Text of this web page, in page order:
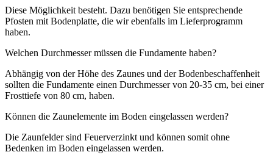
Diese Möglichkeit besteht. Dazu benötigen Sie entsprechende
Pfosten mit Bodenplatte, die wir ebenfalls im Lieferprogramm
haben.
Welchen Durchmesser müssen die Fundamente haben?
Abhängig von der Höhe des Zaunes und der Bodenbeschaffenheit
sollten die Fundamente einen Durchmesser von 20-35 cm, bei einer
Frosttiefe von 80 cm, haben.
Können die Zaunelemente im Boden eingelassen werden?
Die Zaunfelder sind Feuerverzinkt und können somit ohne
Bedenken im Boden eingelassen werden.